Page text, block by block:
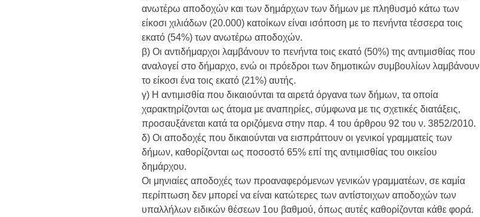
ανωτέρω αποδοχών και των δημάρχων των δήμων με πληθυσμό κάτω των
είκοσι χιλιάδων (20.000) κατοίκων είναι ισόποση με το πενήντα τέσσερα τοις
εκατό (54%) των ανωτέρω αποδοχών.
β) Οι αντιδήμαρχοι λαμβάνουν το πενήντα τοις εκατό (50%) της αντιμισθίας που
αναλογεί στο δήμαρχο, ενώ οι πρόεδροι των δημοτικών συμβουλίων λαμβάνουν
το είκοσι ένα τοις εκατό (21%) αυτής.
γ) Η αντιμισθία που δικαιούνται τα αιρετά όργανα των δήμων, τα οποία
χαρακτηρίζονται ως άτομα με αναπηρίες, σύμφωνα με τις σχετικές διατάξεις,
προσαυξάνεται κατά τα οριζόμενα στην παρ. 4 του άρθρου 92 του ν. 3852/2010.
δ) Οι αποδοχές που δικαιούνται να εισπράττουν οι γενικοί γραμματείς των
δήμων, καθορίζονται ως ποσοστό 65% επί της αντιμισθίας του οικείου
δημάρχου.
Οι μηνιαίες αποδοχές των προαναφερόμενων γενικών γραμματέων, σε καμία
περίπτωση δεν μπορεί να είναι κατώτερες των αντίστοιχων αποδοχών των
υπαλλήλων ειδικών θέσεων 1ου βαθμού, όπως αυτές καθορίζονται κάθε φορά.